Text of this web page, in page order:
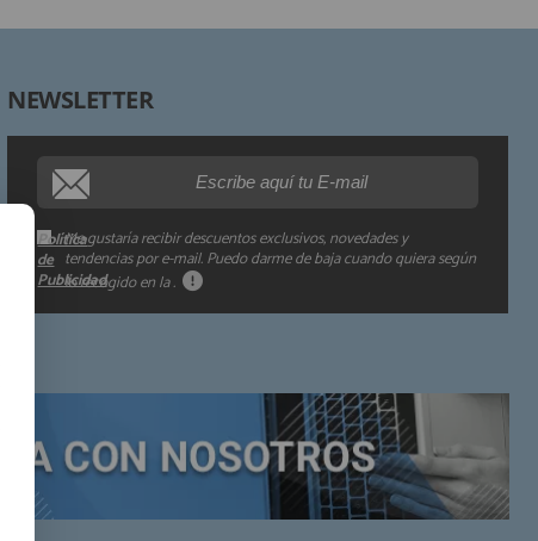
NEWSLETTER
Me gustaría recibir descuentos exclusivos, novedades y
tendencias por e-mail. Puedo darme de baja cuando quiera según
lo recogido en la
Política
de
Publicidad
.
Derechos:
Información adicional: